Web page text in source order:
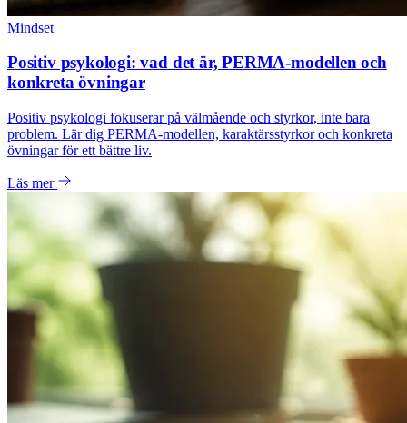
Mindset
Positiv psykologi: vad det är, PERMA-modellen och
konkreta övningar
Positiv psykologi fokuserar på välmående och styrkor, inte bara
problem. Lär dig PERMA-modellen, karaktärsstyrkor och konkreta
övningar för ett bättre liv.
Läs mer